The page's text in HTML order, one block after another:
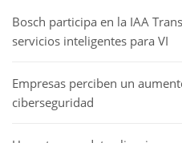
Bosch participa en la IAA
servicios inteligentes para VI
Empresas perciben un
ciberseguridad